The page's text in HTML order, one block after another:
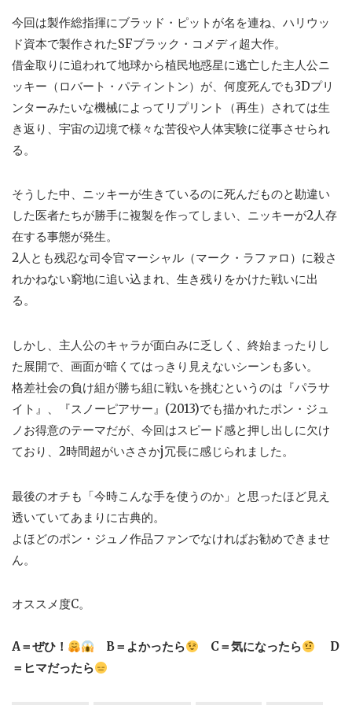
今回は製作総指揮にブラッド・ピットが名を連ね、ハリウッ
ド資本で製作されたSFブラック・コメディ超大作。
借金取りに追われて地球から植民地惑星に逃亡した主人公ニ
ッキー（ロバート・パティントン）が、何度死んでも3Dプリ
ンターみたいな機械によってリプリント（再生）されては生
き返り、宇宙の辺境で様々な苦役や人体実験に従事させられ
る。
そうした中、ニッキーが生きているのに死んだものと勘違い
した医者たちが勝手に複製を作ってしまい、ニッキーが2人存
在する事態が発生。
2人とも残忍な司令官マーシャル（マーク・ラファロ）に殺さ
れかねない窮地に追い込まれ、生き残りをかけた戦いに出
る。
しかし、主人公のキャラが面白みに乏しく、終始まったりし
た展開で、画面が暗くてはっきり見えないシーンも多い。
格差社会の負け組が勝ち組に戦いを挑むというのは『パラサ
イト』、『スノーピアサー』(2013)でも描かれたポン・ジュ
ノお得意のテーマだが、今回はスピード感と押し出しに欠け
ており、2時間超がいささかj冗長に感じられました。
最後のオチも「今時こんな手を使うのか」と思ったほど見え
透いていてあまりに古典的。
よほどのポン・ジュノ作品ファンでなければお勧めできませ
ん。
オススメ度C。
A＝ぜひ！ B＝よかったら C＝気になったら
D
＝ヒマだったら